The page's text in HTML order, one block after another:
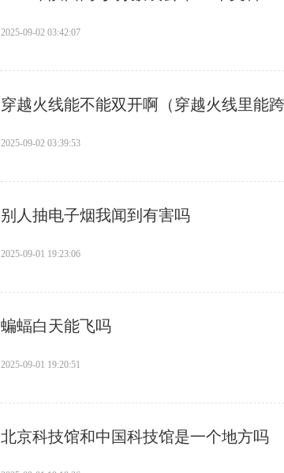
2025-09-02 03:42:07
穿越火线能不能双开啊（穿越火线里能
2025-09-02 03:39:53
​别人抽电子烟我闻到有害吗
2025-09-01 19:23:06
​蝙蝠白天能飞吗
2025-09-01 19:20:51
​北京科技馆和中国科技馆是一个地方吗